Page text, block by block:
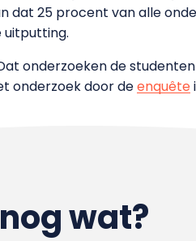
dat 25 procent van alle
uitputting.
onderzoeken de
onderzoek door deenquête
wat?